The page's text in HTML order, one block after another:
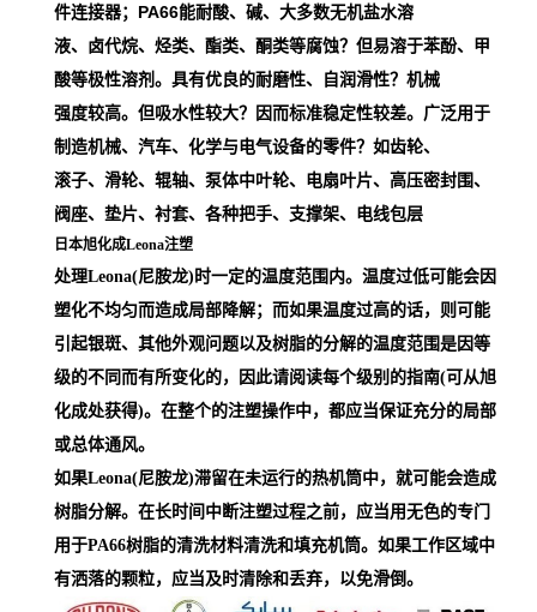
件连接器；PA66能耐酸、碱、大多数无机盐水溶
液、卤代烷、烃类、酯类、酮类等腐蚀？但易溶于苯酚、甲
酸等极性溶剂。具有优良的耐磨性、自润滑性？机械
强度较高。但吸水性较大？因而标准稳定性较差。广泛用于
制造机械、汽车、化学与电气设备的零件？如齿轮、
滚子、滑轮、辊轴、泵体中叶轮、电扇叶片、高压密封围、
阀座、垫片、衬套、各种把手、支撑架、电线包层
日本旭化成Leona注塑
处理Leona(尼胺龙)时一定的温度范围内。温度过低可能会因
塑化不均匀而造成局部降解；而如果温度过高的话，则可能
引起银斑、其他外观问题以及树脂的分解的温度范围是因等
级的不同而有所变化的，因此请阅读每个级别的指南(可从旭
化成处获得)。在整个的注塑操作中，都应当保证充分的局部
或总体通风。
如果Leona(尼胺龙)滞留在未运行的热机筒中，就可能会造成
树脂分解。在长时间中断注塑过程之前，应当用无色的专门
用于PA66树脂的清洗材料清洗和填充机筒。如果工作区域中
有洒落的颗粒，应当及时清除和丢弃，以免滑倒。